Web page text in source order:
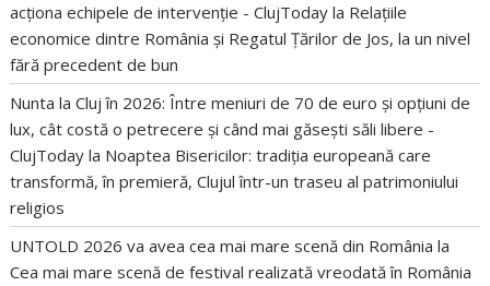
acționa echipele de intervenție - ClujToday la Relațiile
economice dintre România și Regatul Țărilor de Jos, la un nivel
fără precedent de bun
Nunta la Cluj în 2026: Între meniuri de 70 de euro și opțiuni de
lux, cât costă o petrecere și când mai găsești săli libere -
ClujToday la Noaptea Bisericilor: tradiția europeană care
transformă, în premieră, Clujul într-un traseu al patrimoniului
religios
UNTOLD 2026 va avea cea mai mare scenă din România la
Cea mai mare scenă de festival realizată vreodată în România